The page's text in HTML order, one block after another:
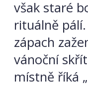
však staré
rituálně
zápach
vánoční
místně říká